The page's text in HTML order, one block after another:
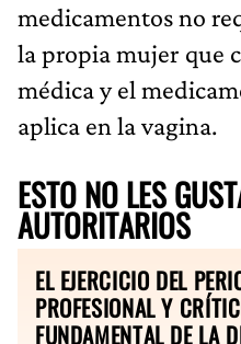
medicamentos no
la propia mujer que
médica y el
aplica en la vagina.
ESTO NO LES
AUTORITARIOS
EL EJERCICIO DEL
PROFESIONAL Y
FUNDAMENTAL DE LA